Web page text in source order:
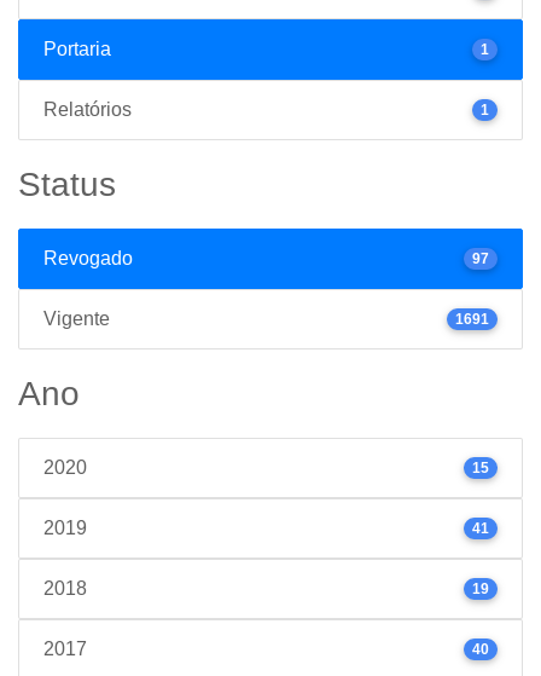
Portaria 1
Relatórios 1
Status
Revogado 97
Vigente 1691
Ano
2020 15
2019 41
2018 19
2017 40